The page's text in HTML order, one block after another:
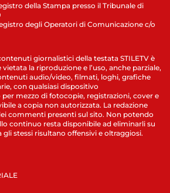
della Stampa presso il Tribunale di
degli Operatori di Comunicazione c/o
giornalistici della testata STILETV è
la riproduzione e l’uso, anche parziale,
audio/video, filmati, loghi, grafiche
con qualsiasi dispositivo
mezzo di fotocopie, registrazioni, cover e
a copia non autorizzata. La redazione
commenti presenti sul sito. Non potendo
continuo resta disponibile ad eliminarli su
gli stessi risultano offensivi e oltraggiosi.